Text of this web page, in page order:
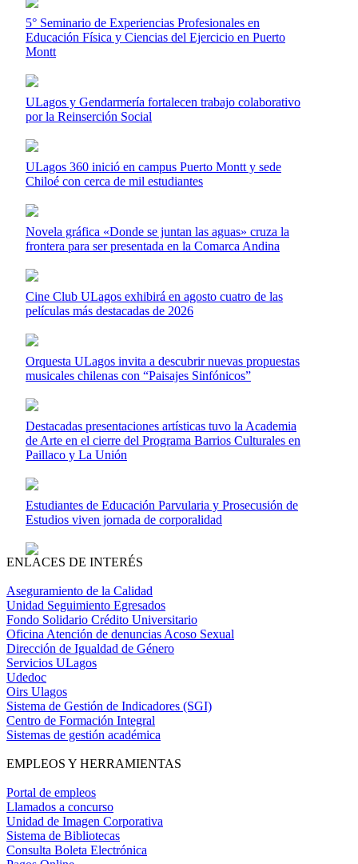
5° Seminario de Experiencias Profesionales en
Educación Física y Ciencias del Ejercicio en Puerto
Montt
ULagos y Gendarmería fortalecen trabajo colaborativo
por la Reinserción Social
ULagos 360 inició en campus Puerto Montt y sede
Chiloé con cerca de mil estudiantes
Novela gráfica «Donde se juntan las aguas» cruza la
frontera para ser presentada en la Comarca Andina
Cine Club ULagos exhibirá en agosto cuatro de las
películas más destacadas de 2026
Orquesta ULagos invita a descubrir nuevas propuestas
musicales chilenas con “Paisajes Sinfónicos”
Destacadas presentaciones artísticas tuvo la Academia
de Arte en el cierre del Programa Barrios Culturales en
Paillaco y La Unión
Estudiantes de Educación Parvularia y Prosecusión de
Estudios viven jornada de corporalidad
ENLACES DE INTERÉS
Aseguramiento de la Calidad
Unidad Seguimiento Egresados
Fondo Solidario Crédito Universitario
Oficina Atención de denuncias Acoso Sexual
Dirección de Igualdad de Género
Servicios ULagos
Udedoc
Oirs Ulagos
Sistema de Gestión de Indicadores (SGI)
Centro de Formación Integral
Sistemas de gestión académica
EMPLEOS Y HERRAMIENTAS
Portal de empleos
Llamados a concurso
Unidad de Imagen Corporativa
Sistema de Bibliotecas
Consulta Boleta Electrónica